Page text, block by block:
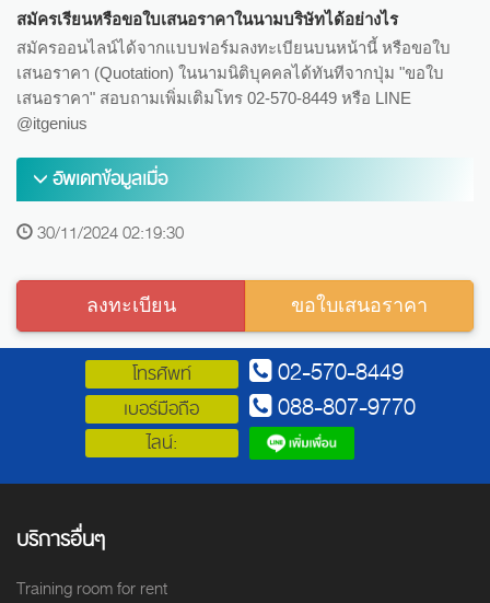
สมัครเรียนหรือขอใบเสนอราคาในนามบริษัทได้อย่างไร
สมัครออนไลน์ได้จากแบบฟอร์มลงทะเบียนบนหน้านี้ หรือขอใบ
เสนอราคา (Quotation) ในนามนิติบุคคลได้ทันทีจากปุ่ม "ขอใบ
เสนอราคา" สอบถามเพิ่มเติมโทร 02-570-8449 หรือ LINE
@itgenius
อัพเดทข้อมูลเมื่อ
30/11/2024 02:19:30
ลงทะเบียน ขอใบเสนอราคา
โทรศัพท์ 02-570-8449
เบอร์มือถือ 088-807-9770
ไลน์:
บริการอื่นๆ
Training room for rent